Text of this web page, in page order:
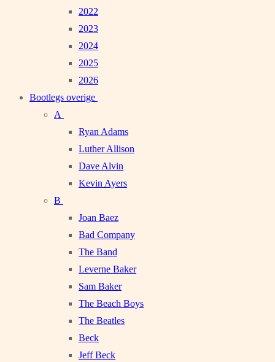
2022
2023
2024
2025
2026
Bootlegs overige
A
Ryan Adams
Luther Allison
Dave Alvin
Kevin Ayers
B
Joan Baez
Bad Company
The Band
Leverne Baker
Sam Baker
The Beach Boys
The Beatles
Beck
Jeff Beck